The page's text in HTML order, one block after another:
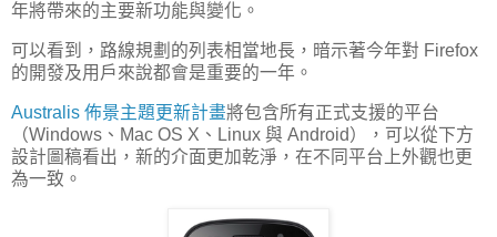
年將帶來的主要新功能與變化。
可以看到，路線規劃的列表相當地長，暗示著今年對 Firefox
的開發及用戶來說都會是重要的一年。
Australis 佈景主題更新計畫將包含所有正式支援的平台
（Windows、Mac OS X、Linux 與 Android），可以從下方
設計圖稿看出，新的介面更加乾淨，在不同平台上外觀也更
為一致。